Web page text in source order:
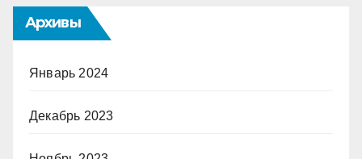
Архивы
Январь 2024
Декабрь 2023